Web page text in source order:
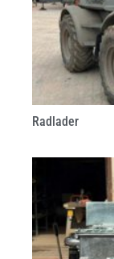
Radlader